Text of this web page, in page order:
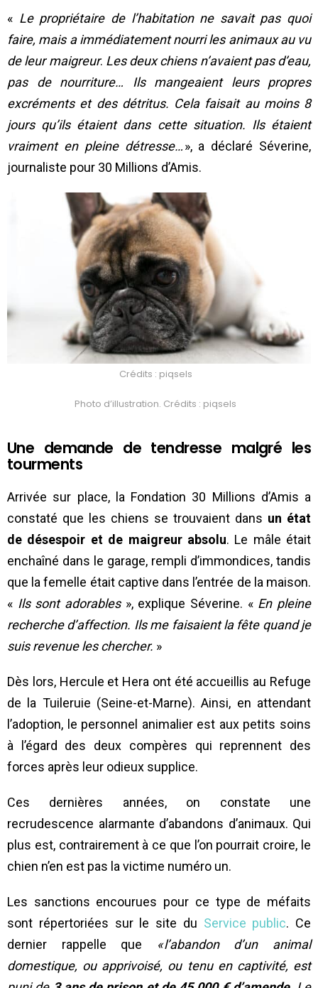
« Le propriétaire de l’habitation ne savait pas quoi
faire, mais a immédiatement nourri les animaux au vu
de leur maigreur. Les deux chiens n’avaient pas d’eau,
pas de nourriture… Ils mangeaient leurs propres
excréments et des détritus. Cela faisait au moins 8
jours qu’ils étaient dans cette situation. Ils étaient
vraiment en pleine détresse…», a déclaré Séverine,
journaliste pour 30 Millions d’Amis.
Crédits : piqsels
Photo d’illustration. Crédits : piqsels
Une demande de tendresse malgré les
tourments
Arrivée sur place, la Fondation 30 Millions d’Amis a
constaté que les chiens se trouvaient dans un état
de désespoir et de maigreur absolu. Le mâle était
enchaîné dans le garage, rempli d’immondices, tandis
que la femelle était captive dans l’entrée de la maison.
« Ils sont adorables», explique Séverine. « En pleine
recherche d’affection. Ils me faisaient la fête quand je
suis revenue les chercher. »
Dès lors, Hercule et Hera ont été accueillis au Refuge
de la Tuileruie (Seine-et-Marne). Ainsi, en attendant
l’adoption, le personnel animalier est aux petits soins
à l’égard des deux compères qui reprennent des
forces après leur odieux supplice.
Ces dernières années, on constate une
recrudescence alarmante d’abandons d’animaux. Qui
plus est, contrairement à ce que l’on pourrait croire, le
chien n’en est pas la victime numéro un.
Les sanctions encourues pour ce type de méfaits
sont répertoriées sur le site du Service public. Ce
dernier rappelle que
« l’abandon d’un animal
domestique, ou apprivoisé, ou tenu en captivité, est